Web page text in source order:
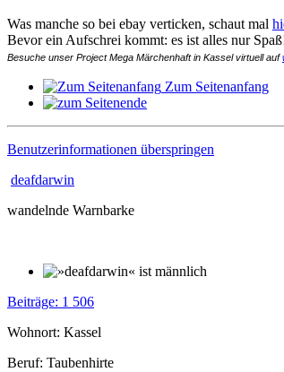
Was manche so bei ebay verticken, schaut mal
Bevor ein Aufschrei kommt: es ist alles nur
Besuche unser Project Mega Märchenhaft in Kassel virtuell auf
Zum Seitenanfang
Benutzerinformationen überspringen
deafdarwin
wandelnde Warnbarke
Beiträge: 1 506
Wohnort: Kassel
Beruf: Taubenhirte